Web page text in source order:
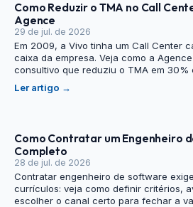
Como Reduzir o TMA no Call
Agence
29 de jul. de 2026
Em 2009, a Vivo tinha um Call Center
caixa da empresa. Veja como a
consultivo que reduziu o TMA em 30%
Ler artigo →
Como Contratar um Engenheiro
Completo
28 de jul. de 2026
Contratar engenheiro de software
currículos: veja como definir critérios,
escolher o canal certo para fechar a